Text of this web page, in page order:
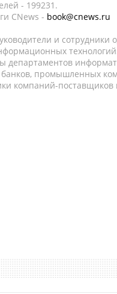
- 199231.
CNews - book@cnews.ru
и
департаментов
банков, промышленных
компаний-